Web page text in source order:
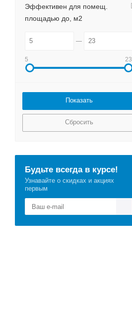
Эффективен для помещ.
площадью до, м2
5 23
Сбросить
Будьте всегда в курсе!
Узнавайте о скидках и акциях
первым